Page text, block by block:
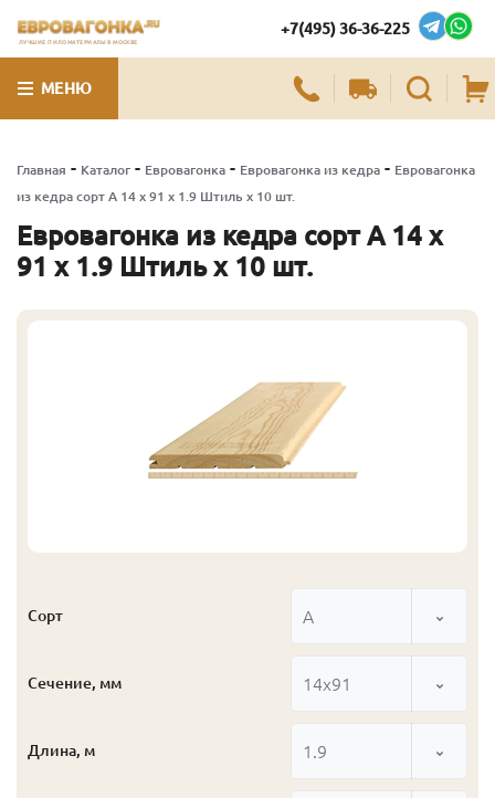
ЛУЧШИЕ ПИЛОМАТЕРИАЛЫ В МОСКВЕ
+7(495) 36-36-225
МЕНЮ
Главная - Каталог - Евровагонка - Евровагонка из кедра - Евровагонка
из кедра сорт А 14 x 91 x 1.9 Штиль x 10 шт.
Евровагонка из кедра сорт А 14 x
91 x 1.9 Штиль x 10 шт.
Сорт А
Сечение, мм 14x91
Длина, м 1.9